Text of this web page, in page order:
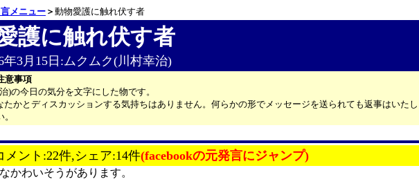
メニュー ＞ 動物愛護に触れ伏す者
護に触れ伏す者
年3月15日:ムクムク(川村幸治)
意事項
の今日の気分を文字にした物です。
かとディスカッションする気持ちはありません。何らかの形でメッセージを送られても返事はいたし
メント:22件,シェア:14件(facebookの元発言にジャンプ)
かわいそうがあります。